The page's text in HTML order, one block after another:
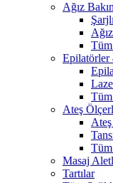
Ağız
Epilatörler
Ateş
Masaj
Tartılar